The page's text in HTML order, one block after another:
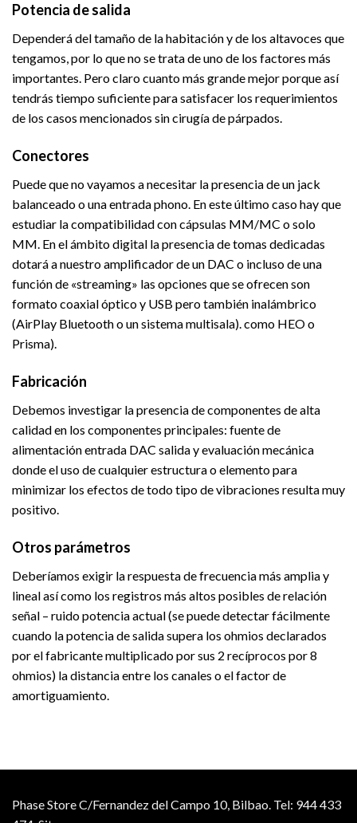
Potencia de salida
Dependerá del tamaño de la habitación y de los altavoces que
tengamos, por lo que no se trata de uno de los factores más
importantes. Pero claro cuanto más grande mejor porque así
tendrás tiempo suficiente para satisfacer los requerimientos
de los casos mencionados sin cirugía de párpados.
Conectores
Puede que no vayamos a necesitar la presencia de un jack
balanceado o una entrada phono. En este último caso hay que
estudiar la compatibilidad con cápsulas MM/MC o solo
MM. En el ámbito digital la presencia de tomas dedicadas
dotará a nuestro amplificador de un DAC o incluso de una
función de «streaming» las opciones que se ofrecen son
formato coaxial óptico y USB pero también inalámbrico
(AirPlay Bluetooth o un sistema multisala). como HEO o
Prisma).
Fabricación
Debemos investigar la presencia de componentes de alta
calidad en los componentes principales: fuente de
alimentación entrada DAC salida y evaluación mecánica
donde el uso de cualquier estructura o elemento para
minimizar los efectos de todo tipo de vibraciones resulta muy
positivo.
Otros parámetros
Deberíamos exigir la respuesta de frecuencia más amplia y
lineal así como los registros más altos posibles de relación
señal – ruido potencia actual (se puede detectar fácilmente
cuando la potencia de salida supera los ohmios declarados
por el fabricante multiplicado por sus 2 recíprocos por 8
ohmios) la distancia entre los canales o el factor de
amortiguamiento.
Phase Store C/Fernandez del Campo 10, Bilbao. Tel: 944 433